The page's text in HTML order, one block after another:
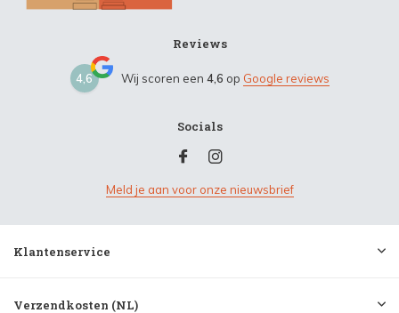
Reviews
4,6 Wij scoren een 4,6 op Google reviews
Socials
Meld je aan voor onze nieuwsbrief
Klantenservice
Verzendkosten (NL)